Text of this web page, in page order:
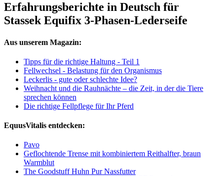
Erfahrungsberichte in Deutsch für
Stassek Equifix 3-Phasen-Lederseife
Aus unserem Magazin:
Tipps für die richtige Haltung - Teil 1
Fellwechsel - Belastung für den Organismus
Leckerlis - gute oder schlechte Idee?
Weihnacht und die Rauhnächte – die Zeit, in der die Tiere
sprechen können
Die richtige Fellpflege für Ihr Pferd
EquusVitalis entdecken:
Pavo
Geflochtende Trense mit kombiniertem Reithalfter, braun
Warmblut
The Goodstuff Huhn Pur Nassfutter